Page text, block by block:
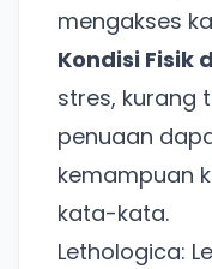
mengakses
Kondisi Fisik
stres, kurang
penuaan
kemampuan
kata-kata.
Lethologica: